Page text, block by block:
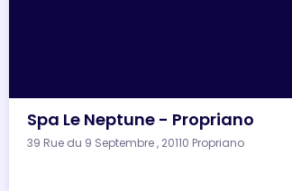
Spa Le Neptune - Propriano
39 Rue du 9 Septembre , 20110 Propriano